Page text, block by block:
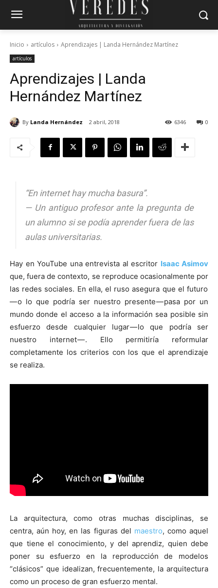
Inicio artículos Aprendizajes | Landa Hernández Martínez
artículos
Aprendizajes | Landa
Hernández Martínez
By Landa Hernández 2 abril, 2018 0
6346
“En internet hay mucha basura”.
— Un antiguo profesor ante la pregunta de
un alumno si se podía aprender fuera de las
aulas universitarias.
Hay en YouTube una entrevista al escritor Isaac Asimov
que, fuera de contexto, se reproduce ocasionalmente por
las redes sociales. En ella, el ruso asegura que el futuro
— o lo que podría ser nuestro presente — pasa por un
mundo donde el acceso a la información sea posible sin
esfuerzo desde cualquier lugar — lo que podría ser
nuestro internet — . Ello permitiría reformular
completamente los criterios con los que el aprendizaje
se realiza.
La arquitectura, como otras muchas disciplinas, se
centra, aún hoy, en las figuras del maestro, como aquel
que tiene el conocimiento, y del aprendiz, quien debe
poner su esfuerzo en la reproducción de modelos
“clásicos” que idealizan, frecuentemente, la arquitectura
como un proceso de gran esfuerzo mental.